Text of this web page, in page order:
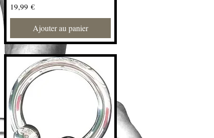
Prix
19,99 €
Ajouter au panier